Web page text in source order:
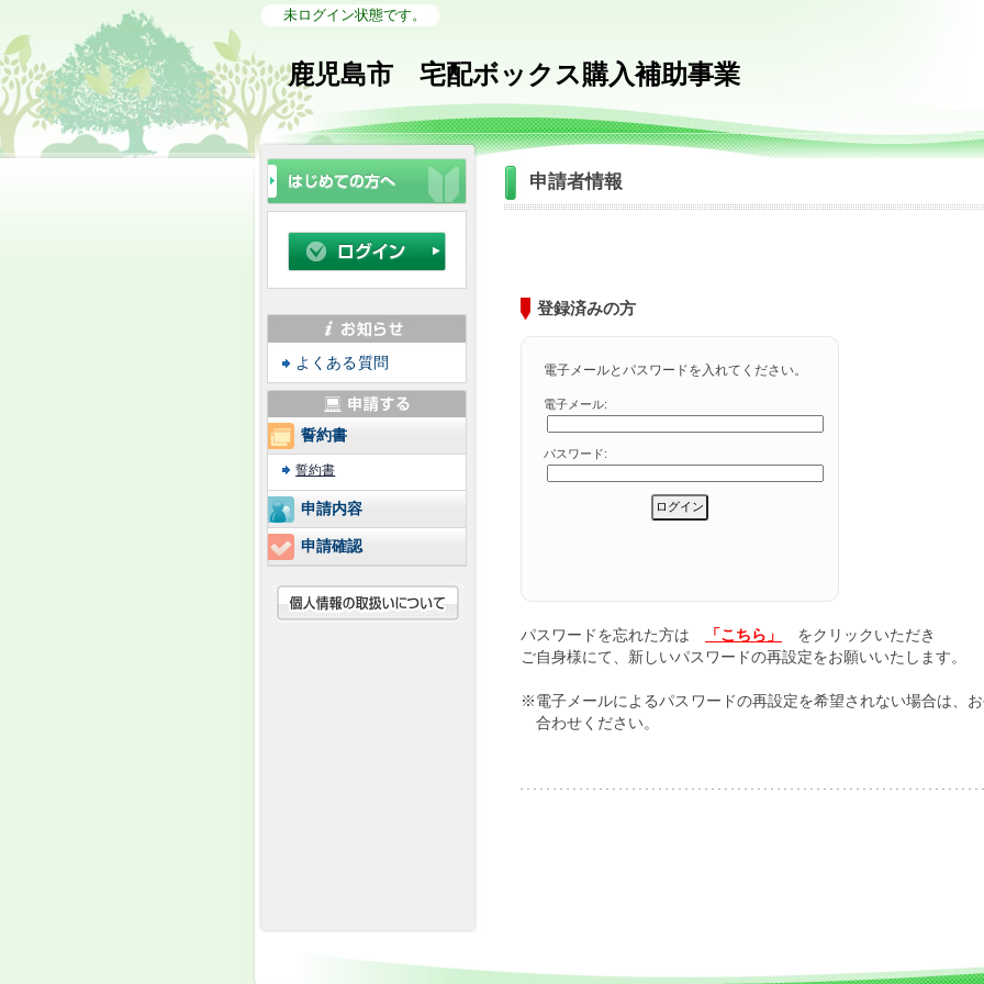
未ログイン状態です。
鹿児島市 宅配ボックス購入補助事業
よくある質問
誓約書
誓約書
申請内容
申請確認
申請者情報
登録済みの方
電子メールとパスワードを入れてください。
電子メール:
パスワード:
パスワードを忘れた方は 「こちら」
をクリックいただき
ご自身様にて、新しいパスワードの再設定をお願いいたします。
※電子メールによるパスワードの再設定を希望されない場合は、
合わせください。